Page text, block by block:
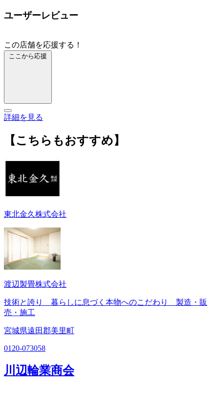
ユーザーレビュー
この店舗を応援する！
ここから応援
詳細を見る
【こちらもおすすめ】
東北金久株式会社
渡辺製畳株式会社
技術と誇り 暮らしに息づく本物へのこだわり 製造・販
売・施工
宮城県遠田郡美里町
0120-073058
川辺輪業商会